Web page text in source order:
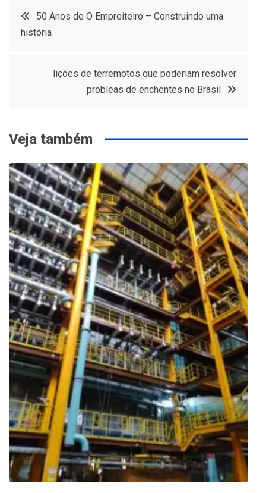
Navegação
50 Anos de O Empreiteiro – Construindo uma
história
lições de terremotos que poderiam resolver
probleas de enchentes no Brasil
Veja também